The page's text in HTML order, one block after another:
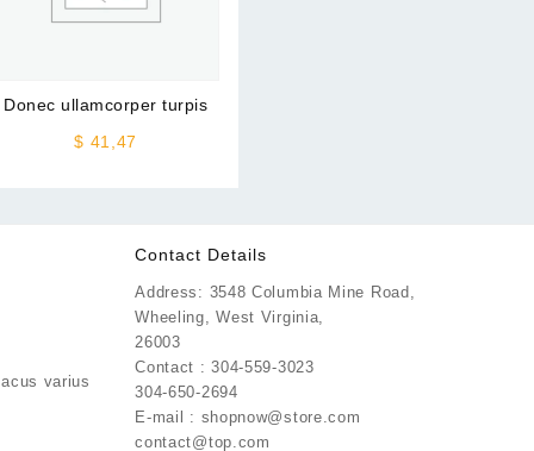
Donec ullamcorper turpis
$ 41,47
varius
Contact Details
Address: 3548 Columbia Mine Road,
Wheeling, West Virginia,
26003
Contact : 304-559-3023
304-650-2694
E-mail : shopnow@store.com
contact@top.com